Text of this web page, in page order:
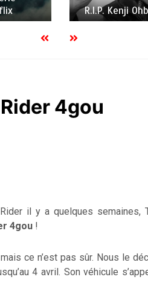
Japan Expo
4gou
il y a quelques semaines,
4gou!
ce n’est pas sûr. Nous le
4 avril. Son véhicule